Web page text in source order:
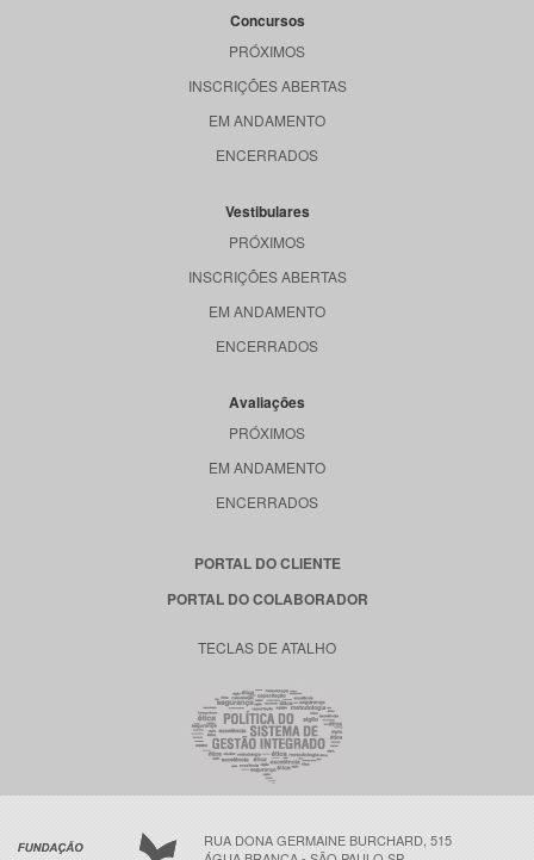
Concursos
PRÓXIMOS
INSCRIÇÕES ABERTAS
EM ANDAMENTO
ENCERRADOS
Vestibulares
PRÓXIMOS
INSCRIÇÕES ABERTAS
EM ANDAMENTO
ENCERRADOS
Avaliações
PRÓXIMOS
EM ANDAMENTO
ENCERRADOS
PORTAL DO CLIENTE
PORTAL DO COLABORADOR
TECLAS DE ATALHO
RUA DONA GERMAINE BURCHARD, 515